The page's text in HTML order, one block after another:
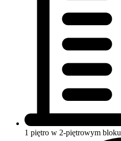
1 piętro w 2-piętrowym bloku